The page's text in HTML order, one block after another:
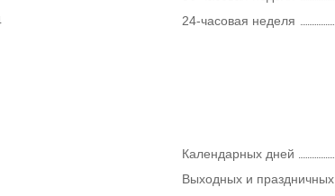
24-часовая неделя
Календарных дней
Выходных и праздничных